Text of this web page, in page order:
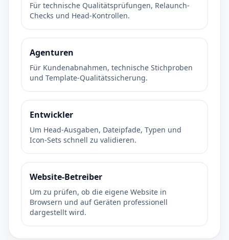
Für technische Qualitätsprüfungen, Relaunch-
Checks und Head-Kontrollen.
Agenturen
Für Kundenabnahmen, technische Stichproben
und Template-Qualitätssicherung.
Entwickler
Um Head-Ausgaben, Dateipfade, Typen und
Icon-Sets schnell zu validieren.
Website-Betreiber
Um zu prüfen, ob die eigene Website in
Browsern und auf Geräten professionell
dargestellt wird.